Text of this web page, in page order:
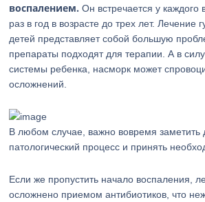
воспалением. Он встречается у каждого
раз в год в возрасте до трех лет. Лечение
детей представляет собой большую
препараты подходят для терапии. А в
системы ребенка, насморк может
осложнений.
В любом случае, важно вовремя заметить
патологический процесс и принять
Если же пропустить начало воспаления,
осложнено приемом антибиотиков, что